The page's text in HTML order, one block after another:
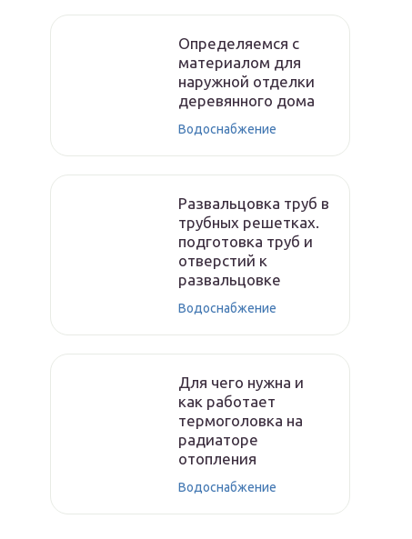
Определяемся с
материалом для
наружной отделки
деревянного дома
Водоснабжение
Развальцовка труб в
трубных решетках.
подготовка труб и
отверстий к
развальцовке
Водоснабжение
Для чего нужна и
как работает
термоголовка на
радиаторе
отопления
Водоснабжение